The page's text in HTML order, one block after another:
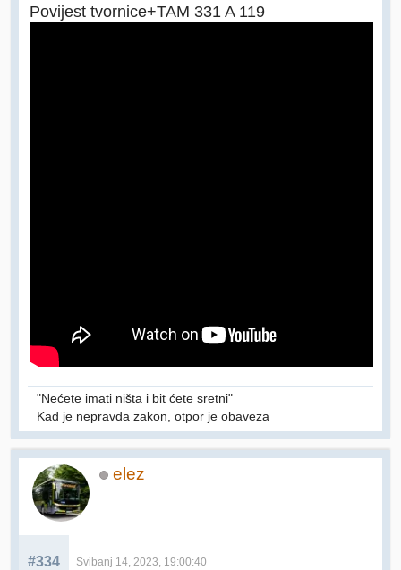
Povijest tvornice+TAM 331 A 119
"Nećete imati ništa i bit ćete sretni"
Kad je nepravda zakon, otpor je obaveza
elez
#334 Svibanj 14, 2023, 19:00:40